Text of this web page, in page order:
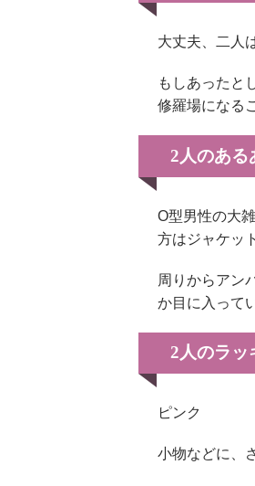
大丈夫、二人
もしあったと
修羅場になる
2人のある
O型男性の大
方はジャケッ
周りからアン
か目に入って
2人のラッ
ピンク
小物などに、